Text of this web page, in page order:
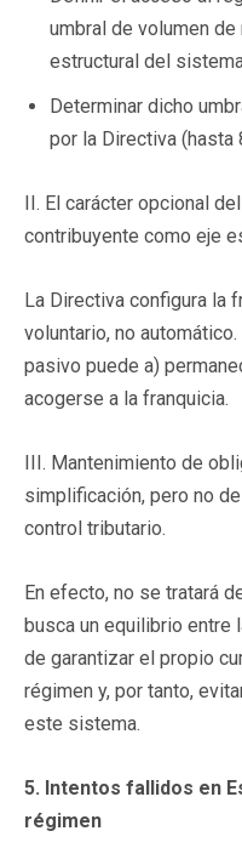
umbral de volumen
estructural del
Determinar dicho
por la Directiva (hasta
II. El carácter opcional
contribuyente como eje
La Directiva configura la
voluntario, no
pasivo puede a)
acogerse a la franquicia.
III. Mantenimiento de
simplificación, pero no
control tributario.
En efecto, no se tratará
busca un equilibrio entre
de garantizar el propio
régimen y, por tanto,
este sistema.
5. Intentos fallidos en
régimen